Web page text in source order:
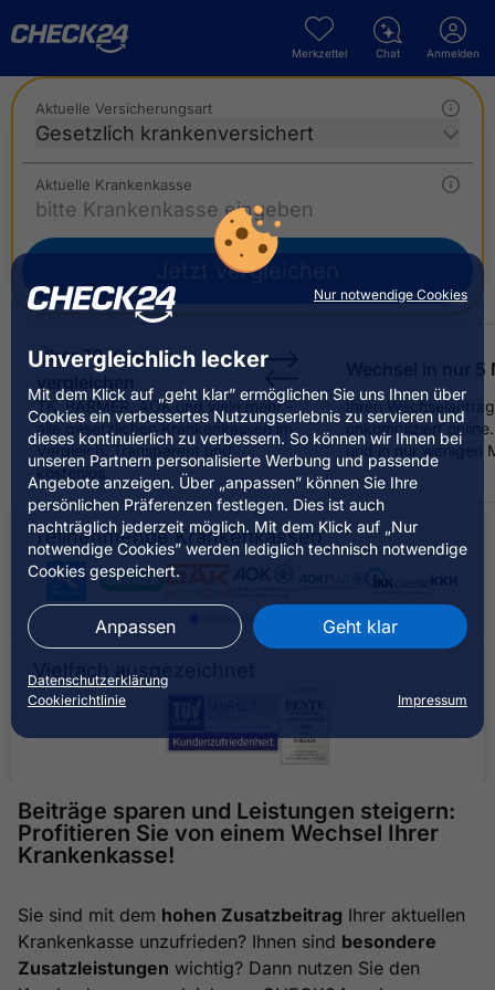
Nur notwendige Cookies
Unvergleichlich lecker
Mit dem Klick auf „geht klar” ermöglichen Sie uns Ihnen über
Cookies ein verbessertes Nutzungserlebnis zu servieren und
dieses kontinuierlich zu verbessern. So können wir Ihnen bei
unseren Partnern personalisierte Werbung und passende
Angebote anzeigen. Über „anpassen” können Sie Ihre
persönlichen Präferenzen festlegen. Dies ist auch
nachträglich jederzeit möglich. Mit dem Klick auf „Nur
notwendige Cookies” werden lediglich technisch notwendige
Cookies gespeichert.
Anpassen Geht klar
Datenschutzerklärung
Cookierichtlinie
Impressum
Anmelden
Chat
Merkzettel
Aktuelle Versicherungsart
Gesetzlich krankenversichert
Aktuelle Krankenkasse
Jetzt vergleichen
Über 70 Kassen
vergleichen
TK, BARMER, AOK und viele mehr –
alle gesetzlichen Krankenkassen im
Vergleich. Transparent und
kostenlos.
Wechsel in nur
Ihren
unkompliziert
und in nur wenigen
Teilnehmende Krankenkassen
Vielfach ausgezeichnet
Beiträge sparen und Leistungen steigern:
Profitieren Sie von einem Wechsel Ihrer
Krankenkasse!
Sie sind mit dem hohen Zusatzbeitrag Ihrer aktuellen
Krankenkasse unzufrieden? Ihnen sind besondere
Zusatzleistungen wichtig? Dann nutzen Sie den